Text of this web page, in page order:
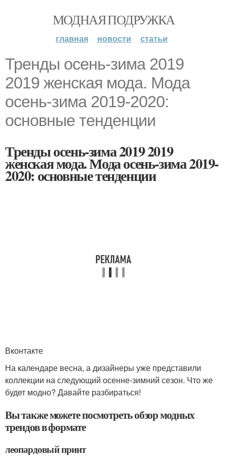
МОДНАЯ ПОДРУЖКА
главная новости статьи
Тренды осень-зима 2019
2019 женская мода. Мода
осень-зима 2019-2020:
основные тенденции
Тренды осень-зима 2019 2019
женская мода. Мода осень-зима 2019-
2020: основные тенденции
Вконтакте
На календаре весна, а дизайнеры уже представили
коллекции на следующий осенне-зимний сезон. Что же
будет модно? Давайте разбираться!
Вы также можете посмотреть обзор модных
трендов в формате
леопардовый принт